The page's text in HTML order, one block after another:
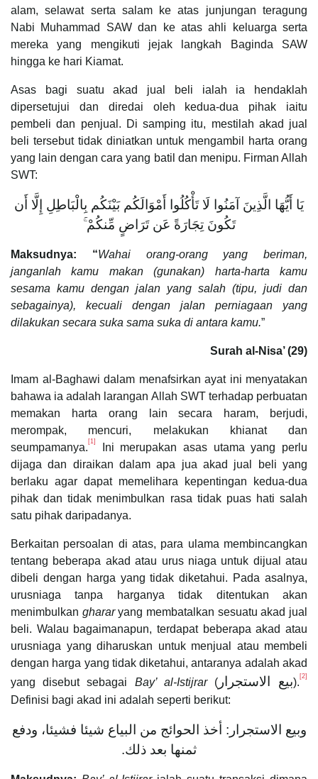
alam, selawat serta salam ke atas junjungan teragung
Nabi Muhammad SAW dan ke atas ahli keluarga serta
mereka yang mengikuti jejak langkah Baginda SAW
hingga ke hari Kiamat.
Asas bagi suatu akad jual beli ialah ia hendaklah
dipersetujui dan diredai oleh kedua-dua pihak iaitu
pembeli dan penjual. Di samping itu, mestilah akad jual
beli tersebut tidak diniatkan untuk mengambil harta orang
yang lain dengan cara yang batil dan menipu. Firman Allah
SWT:
يَا أَيُّهَا الَّذِينَ آمَنُوا لَا تَأْكُلُوا أَمْوَالَكُم بَيْنَكُم بِالْبَاطِلِ إِلَّا أَن
تَكُونَ تِجَارَةً عَن تَرَاضٍ مِّنكُمْ ۚ
Maksudnya: “Wahai orang-orang yang beriman,
janganlah kamu makan (gunakan) harta-harta kamu
sesama kamu dengan jalan yang salah (tipu, judi dan
sebagainya), kecuali dengan jalan perniagaan yang
dilakukan secara suka sama suka di antara kamu.”
Surah al-Nisa’ (29)
Imam al-Baghawi dalam menafsirkan ayat ini menyatakan
bahawa ia adalah larangan Allah SWT terhadap perbuatan
memakan harta orang lain secara haram, berjudi,
merompak, mencuri, melakukan khianat dan
seumpamanya. [1]
Ini merupakan asas utama yang perlu
dijaga dan diraikan dalam apa jua akad jual beli yang
berlaku agar dapat memelihara kepentingan kedua-dua
pihak dan tidak menimbulkan rasa tidak puas hati salah
satu pihak daripadanya.
Berkaitan persoalan di atas, para ulama membincangkan
tentang beberapa akad atau urus niaga untuk dijual atau
dibeli dengan harga yang tidak diketahui. Pada asalnya,
urusniaga tanpa harganya tidak ditentukan akan
menimbulkan ghararyang membatalkan sesuatu akad jual
beli. Walau bagaimanapun, terdapat beberapa akad atau
urusniaga yang diharuskan untuk menjual atau membeli
dengan harga yang tidak diketahui, antaranya adalah akad
yang disebut sebagai Bay’ al-Istijrar (بيع الاستجرار). [2]
Definisi bagi akad ini adalah seperti berikut:
وبيع الاستجرار: أخذ الحوائج من البياع شيئا فشيئا، ودفع
ثمنها بعد ذلك.